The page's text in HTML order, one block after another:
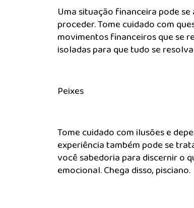
Uma situação financeira pode
proceder. Tome cuidado com
movimentos financeiros que se
isoladas para que tudo se
Peixes
Tome cuidado com ilusões e
experiência também pode se
você sabedoria para discernir o
emocional. Chega disso, pisciano.